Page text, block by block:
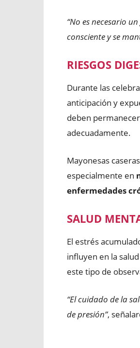
“No es necesario
consciente y se
RIESGOS
Durante las
anticipación y
deben
adecuadamente.
Mayonesas
especialmente en
enfermedades
SALUD
El estrés
influyen en la
este tipo de
“El cuidado de la
de presión”,